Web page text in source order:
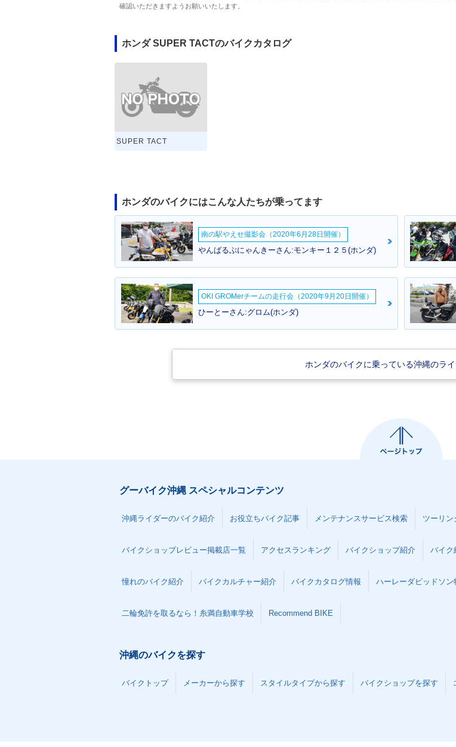
確認いただきますようお願いいたします。
ホンダ SUPER TACTのバイクカタログ
SUPER TACT
ホンダのバイクにはこんな人たちが乗ってます
南の駅やえせ撮影会（2020年6月28日開催）
やんばるぶにゃんきーさん:モンキー１２５(ホンダ)
OKI GROMerチームの走行会（2020年9月20日開催）
ひーとーさん:グロム(ホンダ)
ホンダのバイクに乗っている沖縄のラ
グーバイク沖縄 スペシャルコンテンツ
沖縄ライダーのバイク紹介 お役立ちバイク記事 メンテナンスサービス検索 ツーリン
バイクショップレビュー掲載店一覧 アクセスランキング バイクショップ紹介 バイク
憧れのバイク紹介 バイクカルチャー紹介 バイクカタログ情報 ハーレーダビッドソン
二輪免許を取るなら！糸満自動車学校 Recommend BIKE
沖縄のバイクを探す
バイクトップ メーカーから探す スタイルタイプから探す バイクショップを探す